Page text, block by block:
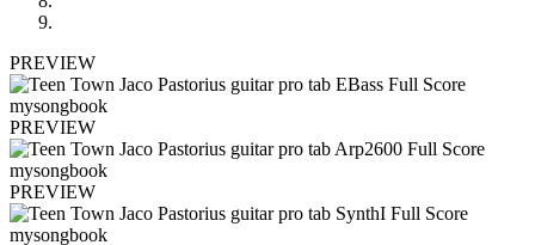
PREVIEW
PREVIEW
PREVIEW